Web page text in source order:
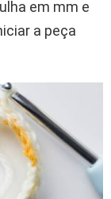
em mm e
a peça